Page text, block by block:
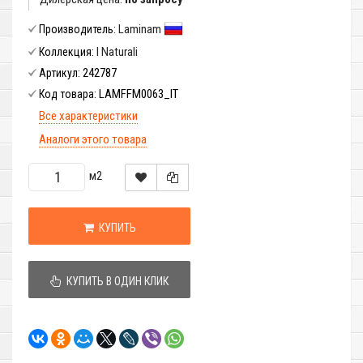
Производитель: Laminam
Коллекция: I Naturali
Артикул: 242787
Код товара: LAMFFM0063_IT
Все характеристики
Аналоги этого товара
м2
КУПИТЬ
КУПИТЬ В ОДИН КЛИК